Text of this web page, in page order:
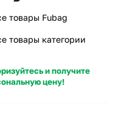
товары Fubag
товары категории
и получите
цену!